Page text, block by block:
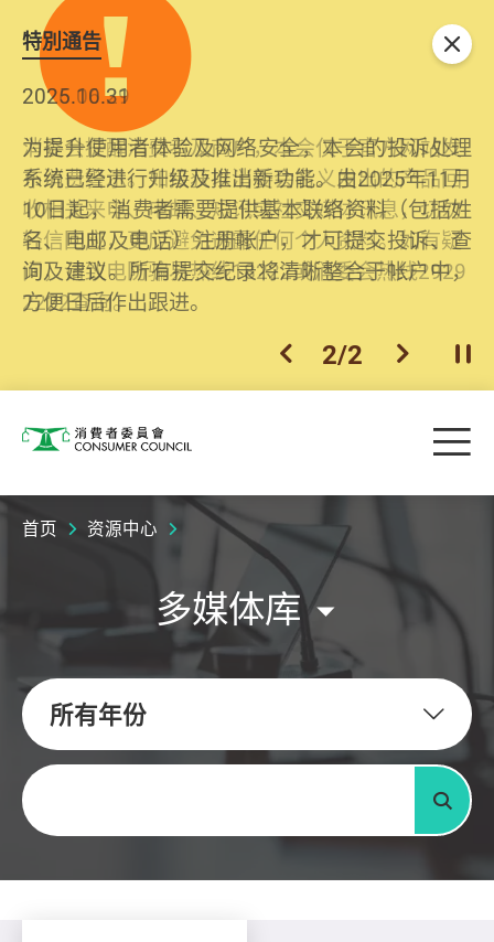
特別通告
2026.06.29
消委会提醒消费者及商户，本会仅于官方网站发
布消费警示。如接获以消委会名义发出的产品回
收相关来电、电邮、短讯或社交媒体讯息，切勿
轻信回应，更应避免透露任何个人资料。如有疑
问，请致电防骗易热线18222或消委会热线2929
2222查询。
2025.10.31
为提升使用者体验及网络安全，本会的投诉处理
系统已经进行升级及推出新功能。由2025年11月
10日起，消费者需要提供基本联络资料（包括姓
名、电邮及电话）注册帐户，才可提交投诉、查
询及建议。所有提交纪录将清晰整合于帐户中，
方便日后作出跟进。
上一个
2/2 下一个开
关闭
消费者委员会 目
首页 资源中心
多媒体库
所有年份
关键字
搜寻